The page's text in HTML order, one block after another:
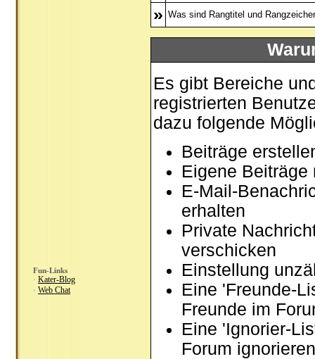
Fun-Links
· Kater-Blog
· Web Chat
» Was sind Rangtitel und
Es gibt Bereiche
registrierten
dazu folgende
Beiträge
Eigene
E-Mail-
erhalten
Private
verschicken
Einstellung
Eine 'Freunde-
Freunde im
Eine 'Ignorier-
Forum